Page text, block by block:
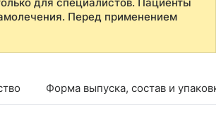
Перед применением
Форма выпуска, состав и упаковка